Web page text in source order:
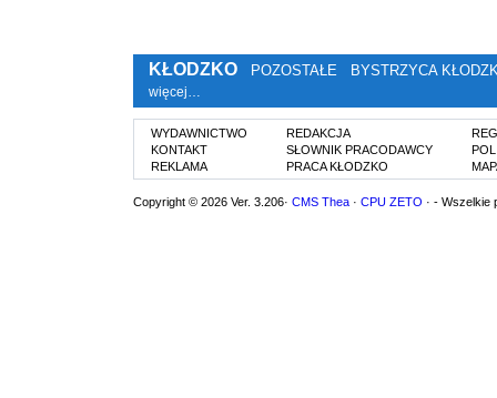
KŁODZKO POZOSTAŁE BYSTRZYCA
więcej…
WYDAWNICTWO
KONTAKT
REKLAMA
REDAKCJA
SŁOWNIK PRACODAWCY
PRACA KŁODZKO
Copyright © 2026 Ver. 3.206· CMS Thea · CPU ZETO · - Wszelkie